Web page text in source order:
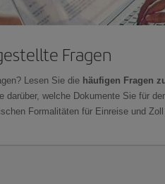
Fragen
Lesen Sie die häufigen Fragen
darüber, welche Dokumente Sie für
Formalitäten für Einreise und